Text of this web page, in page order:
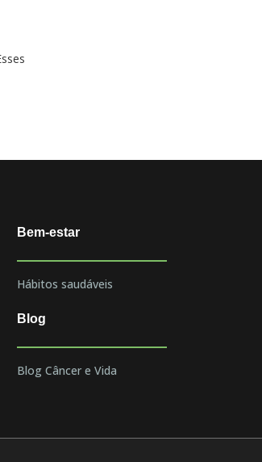
Bem-estar
Hábitos saudáveis
Blog
Blog Câncer e Vida